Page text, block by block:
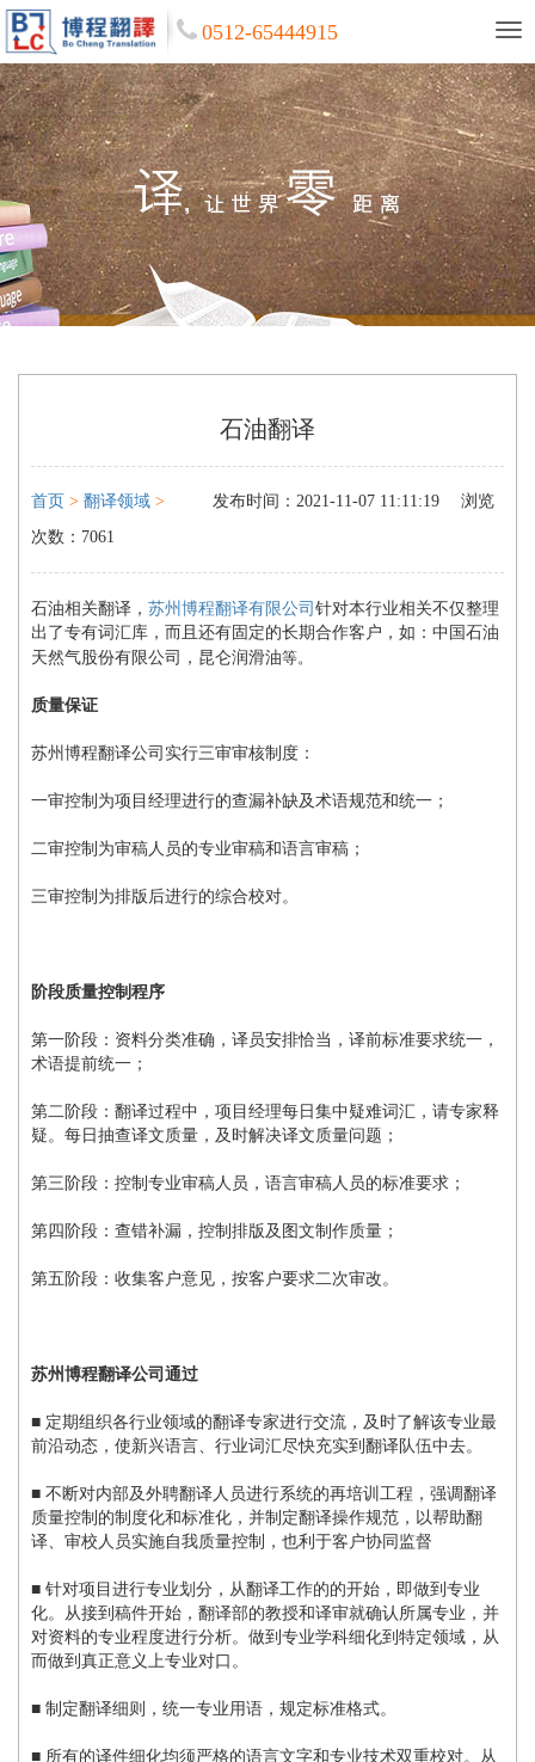
0512-65444915
石油翻译
首页 > 翻译领域 > 发布时间：2021-11-07 11:11:19
浏览
次数：7061
石油相关翻译， 苏州博程翻译有限公司 针对本行业相关不仅整理
出了专有词汇库，而且还有固定的长期合作客户，如：中国石油
天然气股份有限公司，昆仑润滑油等。
质量保证
苏州博程翻译公司实行三审审核制度：
一审控制为项目经理进行的查漏补缺及术语规范和统一；
二审控制为审稿人员的专业审稿和语言审稿；
三审控制为排版后进行的综合校对。
阶段质量控制程序
第一阶段：资料分类准确，译员安排恰当，译前标准要求统一，
术语提前统一；
第二阶段：翻译过程中，项目经理每日集中疑难词汇，请专家释
疑。每日抽查译文质量，及时解决译文质量问题；
第三阶段：控制专业审稿人员，语言审稿人员的标准要求；
第四阶段：查错补漏，控制排版及图文制作质量；
第五阶段：收集客户意见，按客户要求二次审改。
苏州博程翻译公司通过
■ 定期组织各行业领域的翻译专家进行交流，及时了解该专业最
前沿动态，使新兴语言、行业词汇尽快充实到翻译队伍中去。
■ 不断对内部及外聘翻译人员进行系统的再培训工程，强调翻译
质量控制的制度化和标准化，并制定翻译操作规范，以帮助翻
译、审校人员实施自我质量控制，也利于客户协同监督
■ 针对项目进行专业划分，从翻译工作的的开始，即做到专业
化。从接到稿件开始，翻译部的教授和译审就确认所属专业，并
对资料的专业程度进行分析。做到专业学科细化到特定领域，从
而做到真正意义上专业对口。
■ 制定翻译细则，统一专业用语，规定标准格式。
■ 所有的译件细化均须严格的语言文字和专业技术双重校对。从